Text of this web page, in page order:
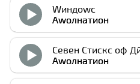
Wиндоwс
Аwолнатион
Севен Стиcкс оф
Аwолнатион